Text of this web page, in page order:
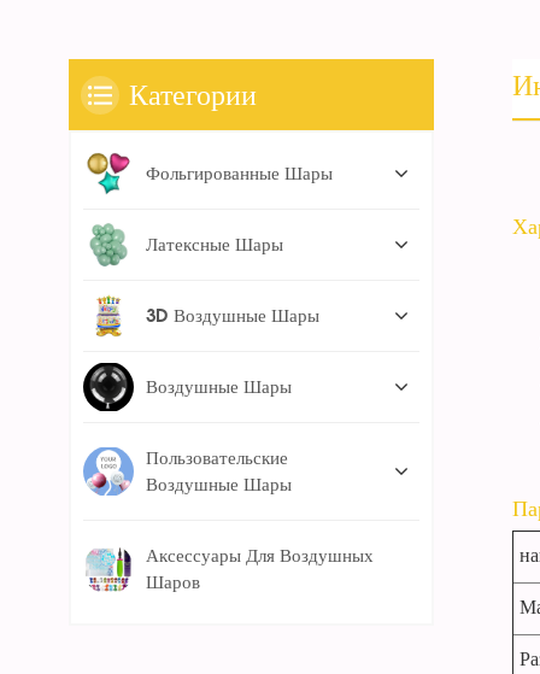
Категории
Фольгированные Шары
Латексные Шары
3D Воздушные Шары
Воздушные Шары
Пользовательские
Воздушные Шары
Аксессуары Для Воздушных
Шаров